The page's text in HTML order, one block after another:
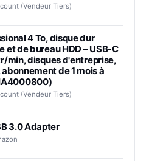
(Vendeur Tiers)
4 To, disque dur
et de bureau HDD – USB-C
min, disques d'entreprise,
de 1 mois à
(Vendeur Tiers)
3.0 Adapter